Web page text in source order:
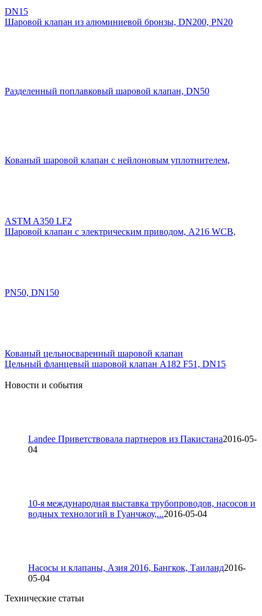
DN15
Шаровой клапан из алюминиевой бронзы, DN200, PN20
Разделенный поплавковый шаровой клапан, DN50
Кованый шаровой клапан с нейлоновым уплотнителем,
ASTM A350 LF2
Шаровой клапан с электрическим приводом, A216 WCB,
PN50, DN150
Кованый цельносваренный шаровой клапан
Цельный фланцевый шаровой клапан A182 F51, DN15
Новости и события
Landee Приветствовала партнеров из Пакистана2016-05-
04
10-я международная выставка трубопроводов, насосов и
водных технологий в Гуанчжоу,...2016-05-04
Насосы и клапаны, Азия 2016, Бангкок, Таиланд2016-
05-04
Технические статьи